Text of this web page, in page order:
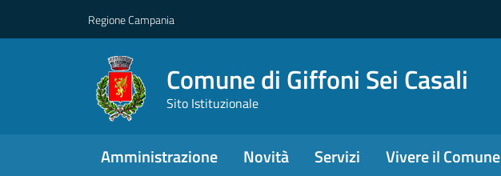
Regione Campania
Comune di Giffoni Sei Casali
Sito Istituzionale
Amministrazione Novità Servizi Vivere il Comune